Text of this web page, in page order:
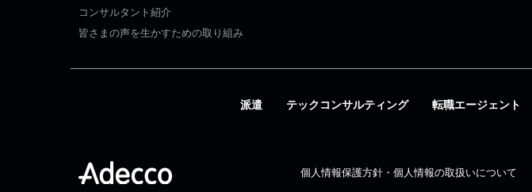
コンサルタント紹介
皆さまの声を生かすための取り組み
派遣 テックコンサルティング 転職エージェント
個人情報保護方針・個人情報の取扱いについて